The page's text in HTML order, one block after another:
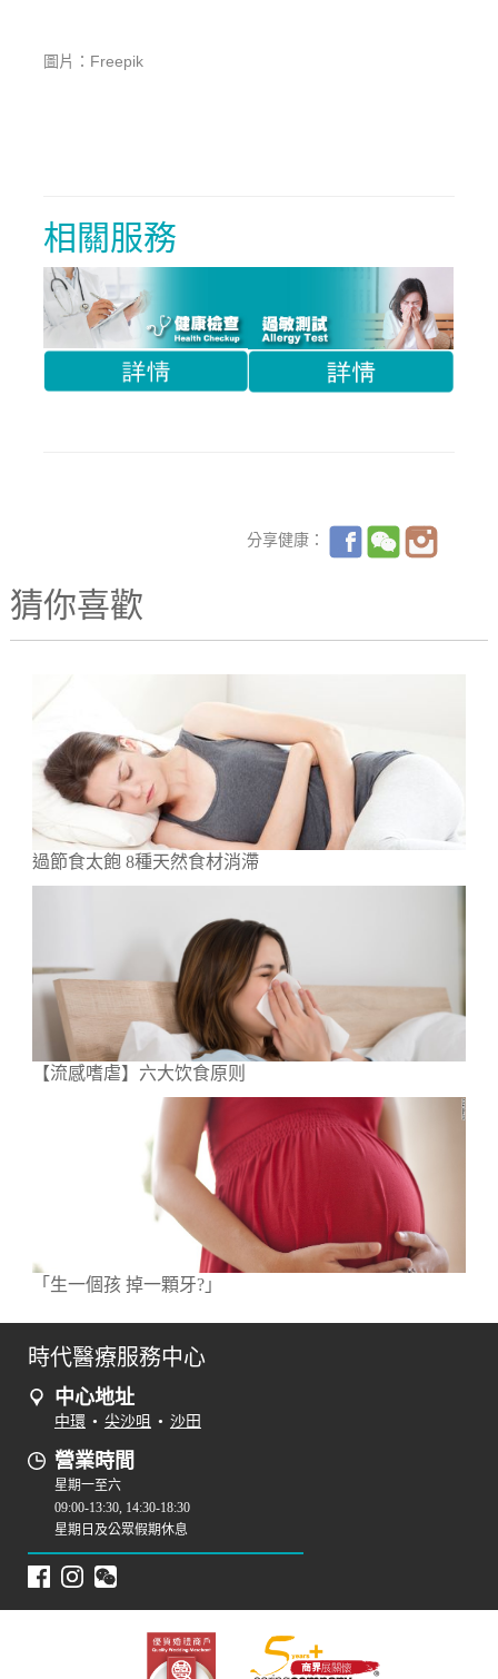
圖片：Freepik
相關服務
分享健康：
猜你喜歡
過節食太飽 8種天然食材消滯
【流感嗜虐】六大饮食原则
「生一個孩 掉一顆牙?」
時代醫療服務中心
中心地址
中環 • 尖沙咀 • 沙田
營業時間
星期一至六
09:00-13:30, 14:30-18:30
星期日及公眾假期休息